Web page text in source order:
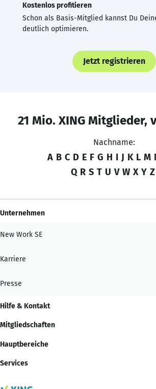
Kostenlos profitieren
Schon als Basis-Mitglied kannst Du
deutlich optimieren.
Jetzt registrieren
21 Mio. XING Mitglieder,
Nachname:
A B C D E F G H I J K L M
Q R S T U V W X Y Z
Unternehmen
New Work SE
Karriere
Presse
Hilfe & Kontakt
Mitgliedschaften
Hauptbereiche
Services